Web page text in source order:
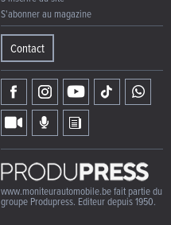
S'abonner au magazine
Contact
www.moniteurautomobile.be fait partie du
groupe Produpress. Editeur depuis 1950.